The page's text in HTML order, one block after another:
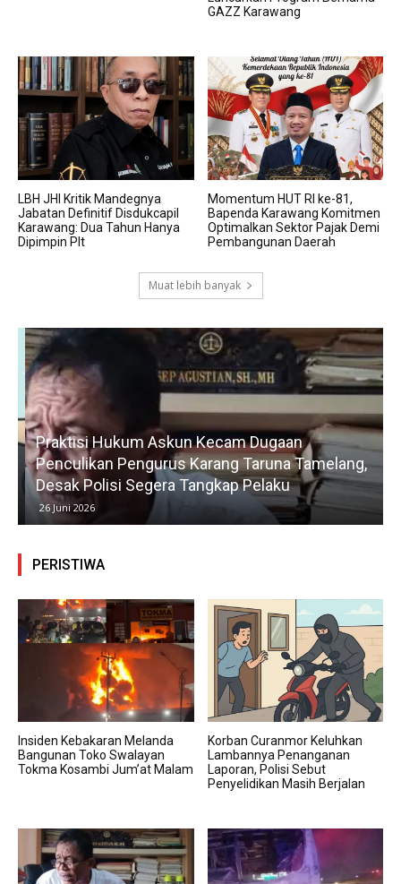
GAZZ Karawang
LBH JHI Kritik Mandegnya
Jabatan Definitif Disdukcapil
Karawang: Dua Tahun Hanya
Dipimpin Plt
Momentum HUT RI ke-81,
Bapenda Karawang Komitmen
Optimalkan Sektor Pajak Demi
Pembangunan Daerah
Muat lebih banyak
Praktisi Hukum Askun Kecam Dugaan
Penculikan Pengurus Karang Taruna Tamelang,
Desak Polisi Segera Tangkap Pelaku
26 Juni 2026
PERISTIWA
Insiden Kebakaran Melanda
Bangunan Toko Swalayan
Tokma Kosambi Jum’at Malam
Korban Curanmor Keluhkan
Lambannya Penanganan
Laporan, Polisi Sebut
Penyelidikan Masih Berjalan